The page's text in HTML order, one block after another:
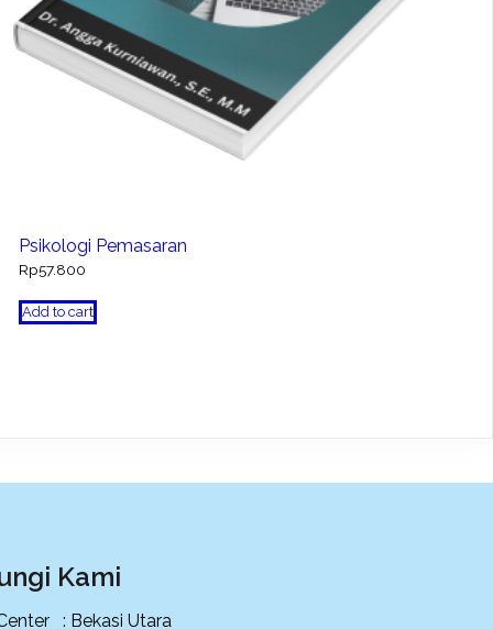
Psikologi Pemasaran
Rp57.800
Add to cart
Kami
: Bekasi Utara